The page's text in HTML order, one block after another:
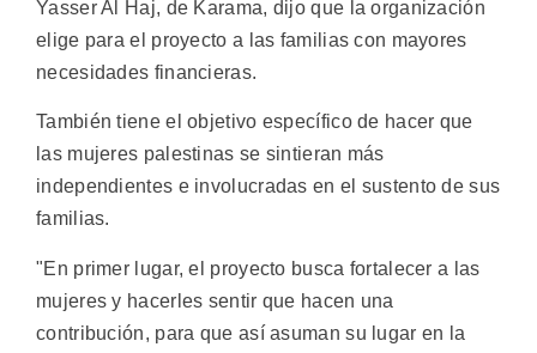
Yasser Al Haj, de Karama, dijo que la organización
elige para el proyecto a las familias con mayores
necesidades financieras.
También tiene el objetivo específico de hacer que
las mujeres palestinas se sintieran más
independientes e involucradas en el sustento de sus
familias.
"En primer lugar, el proyecto busca fortalecer a las
mujeres y hacerles sentir que hacen una
contribución, para que así asuman su lugar en la